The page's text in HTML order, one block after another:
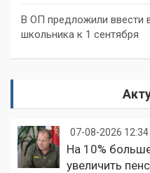
В ОП предложили ввести
школьника к 1 сентября
07-08-2026 12:34
На 10%
увеличить